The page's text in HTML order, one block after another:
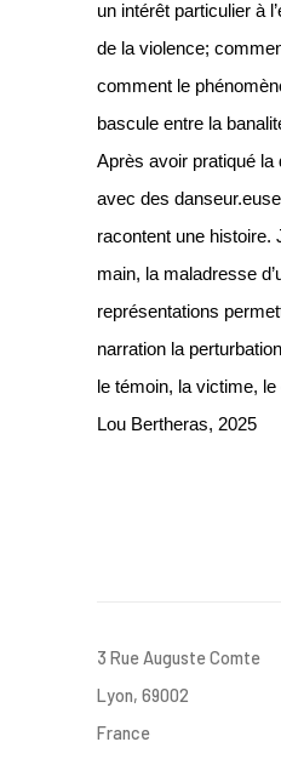
un intérêt particulier à
de la violence;
comment le
bascule entre la
Après avoir pratiqué la
avec des
racontent une histoire.
main, la maladresse
représentations
narration la
le témoin, la victime,
Lou Bertheras, 2025
3 Rue Auguste Comte
Lyon, 69002
France